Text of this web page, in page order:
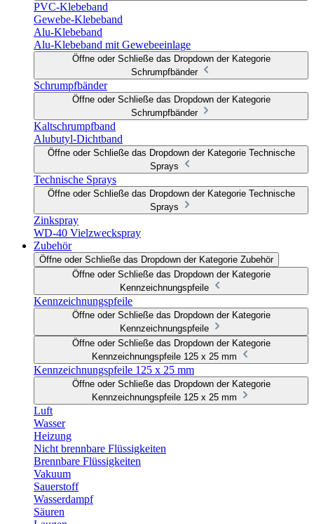
PVC-Klebeband
Gewebe-Klebeband
Alu-Klebeband
Alu-Klebeband mit Gewebeeinlage
Öffne oder Schließe das Dropdown der Kategorie
Schrumpfbänder
Schrumpfbänder
Öffne oder Schließe das Dropdown der Kategorie
Schrumpfbänder
Kaltschrumpfband
Alubutyl-Dichtband
Öffne oder Schließe das Dropdown der Kategorie Technische
Sprays
Technische Sprays
Öffne oder Schließe das Dropdown der Kategorie Technische
Sprays
Zinkspray
WD-40 Vielzweckspray
Zubehör
Öffne oder Schließe das Dropdown der Kategorie Zubehör
Öffne oder Schließe das Dropdown der Kategorie
Kennzeichnungspfeile
Kennzeichnungspfeile
Öffne oder Schließe das Dropdown der Kategorie
Kennzeichnungspfeile
Öffne oder Schließe das Dropdown der Kategorie
Kennzeichnungspfeile 125 x 25 mm
Kennzeichnungspfeile 125 x 25 mm
Öffne oder Schließe das Dropdown der Kategorie
Kennzeichnungspfeile 125 x 25 mm
Luft
Wasser
Heizung
Nicht brennbare Flüssigkeiten
Brennbare Flüssigkeiten
Vakuum
Sauerstoff
Wasserdampf
Säuren